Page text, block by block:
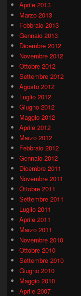
Aprile 2013
Marzo 2013
Febbraio 2013
Gennaio 2013
Dicembre 2012
Novembre 2012
Ottobre 2012
Settembre 2012
Agosto 2012
Luglio 2012
Giugno 2012
Maggio 2012
Aprile 2012
Marzo 2012
Febbraio 2012
Gennaio 2012
Dicembre 2011
Novembre 2011
Ottobre 2011
Settembre 2011
Luglio 2011
Aprile 2011
Marzo 2011
Novembre 2010
Ottobre 2010
Settembre 2010
Giugno 2010
Maggio 2010
Aprile 2007